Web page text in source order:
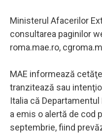
Ministerul Afacerilor
consultarea paginilor
roma.mae.ro,
MAE informează
tranzitează sau
Italia că
a emis o alertă de cod
septembrie, fiind